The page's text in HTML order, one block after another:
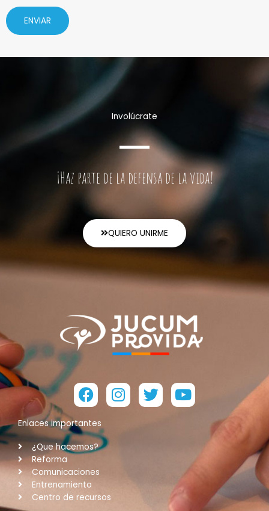
ENVIAR
Involúcrate
¡Haz parte de la defensa de la vida!
QUIERO UNIRME
Facebook
Instagram
TwitterYoutube
Enlaces importantes
¿Que hacemos?
Reforma
Comunicaciones
Entrenamiento
Centro de recursos